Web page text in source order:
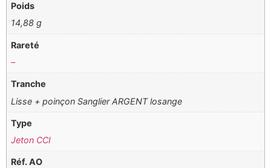
Poids
14,88 g
Rareté
–
Tranche
Lisse + poinçon Sanglier ARGENT losange
Type
Jeton CCI
Réf. AO